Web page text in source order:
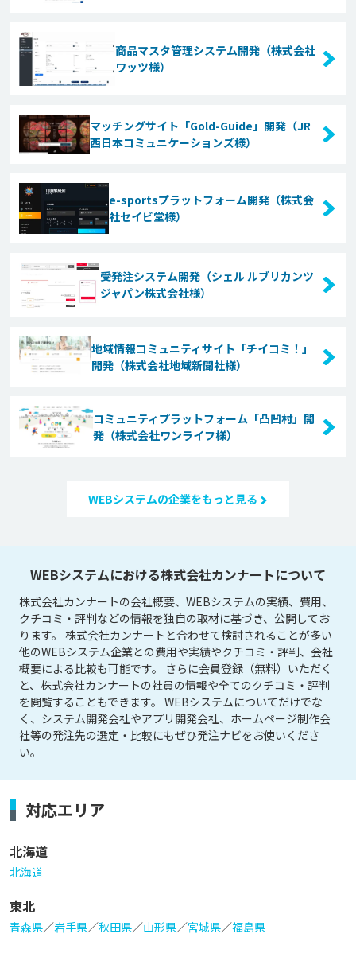
商品マスタ管理システム開発（株式会社
ワッツ様）
マッチングサイト「Gold-Guide」開発（JR
西日本コミュニケーションズ様）
e-sportsプラットフォーム開発（株式会
社セイビ堂様）
受発注システム開発（シェル ルブリカンツ
ジャパン株式会社様）
地域情報コミュニティサイト「チイコミ！」
開発（株式会社地域新聞社様）
コミュニティプラットフォーム「凸凹村」開
発（株式会社ワンライフ様）
WEBシステムの企業をもっと見る
WEBシステムにおける株式会社カンナートについて
株式会社カンナートの会社概要、WEBシステムの実績、費用、
クチコミ・評判などの情報を独自の取材に基づき、公開してお
ります。 株式会社カンナートと合わせて検討されることが多い
他のWEBシステム企業との費用や実績やクチコミ・評判、会社
概要による比較も可能です。 さらに会員登録（無料）いただく
と、株式会社カンナートの社員の情報や全てのクチコミ・評判
を閲覧することもできます。 WEBシステムについてだけでな
く、システム開発会社やアプリ開発会社、ホームページ制作会
社等の発注先の選定・比較にもぜひ発注ナビをお使いくださ
い。
対応エリア
北海道
北海道
東北
青森県／岩手県／秋田県／山形県／宮城県／福島県